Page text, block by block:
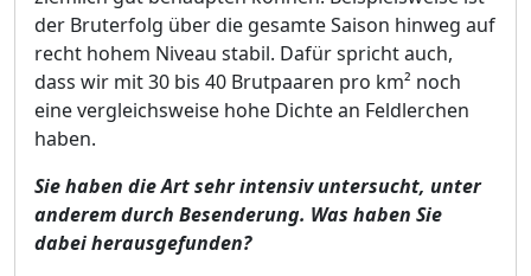
der Bruterfolg über die gesamte Saison hinweg auf
recht hohem Niveau stabil. Dafür spricht auch,
dass wir mit 30 bis 40 Brutpaaren pro km² noch
eine vergleichsweise hohe Dichte an Feldlerchen
haben.
Sie haben die Art sehr intensiv untersucht, unter
anderem durch Besenderung. Was haben Sie
dabei herausgefunden?